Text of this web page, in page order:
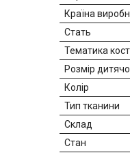
Країна
Стать
Тематика
Розмір
Колір
Тип тканини
Склад
Стан